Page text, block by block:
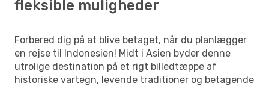
fleksible muligheder
Forbered dig på at blive betaget, når du planlægger
en rejse til Indonesien! Midt i Asien byder denne
utrolige destination på et rigt billedtæppe af
historiske vartegn, levende traditioner og betagende